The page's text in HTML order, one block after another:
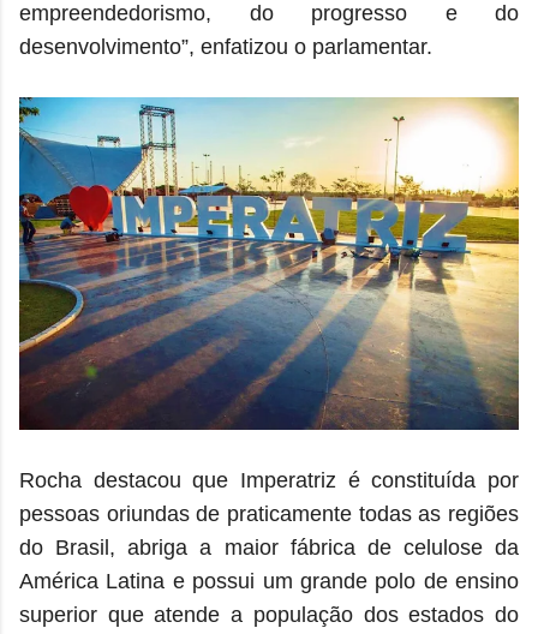
empreendedorismo, do progresso e do
desenvolvimento”, enfatizou o parlamentar.
Rocha destacou que Imperatriz é constituída por
pessoas oriundas de praticamente todas as regiões
do Brasil, abriga a maior fábrica de celulose da
América Latina e possui um grande polo de ensino
superior que atende a população dos estados do